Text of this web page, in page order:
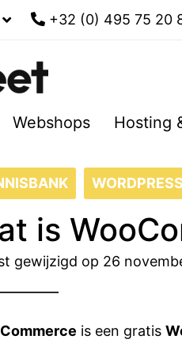
+32 (0) 495 75 20
Webshops Hosting
WORDPRESS
is
gewijzigd op 26
is een gratis